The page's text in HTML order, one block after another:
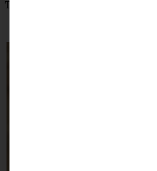
Teilt Euch einfach mal